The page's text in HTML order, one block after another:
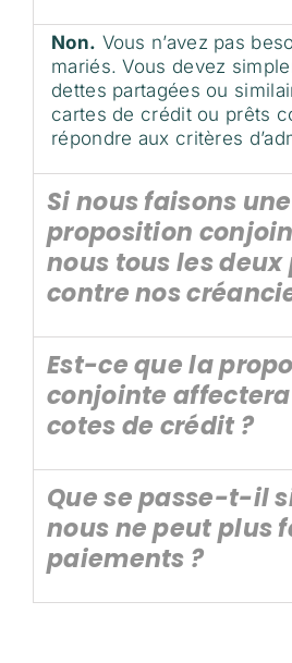
Non. Vous n’avez pas
mariés. Vous devez
dettes partagées ou
cartes de crédit ou prêts
répondre aux critères
Si nous faisons une
proposition
nous tous les
contre nos
Est-ce que la
conjointe
cotes de crédit ?
Que se passe-t-il
nous ne peut plus
paiements ?